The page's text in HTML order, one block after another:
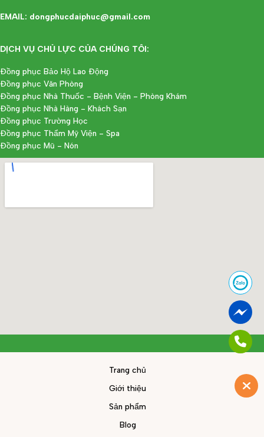
EMAIL: dongphucdaiphuc@gmail.com
DỊCH VỤ CHỦ LỰC CỦA CHÚNG TÔI:
Đồng phục Bảo Hộ Lao Động
Đồng phục Văn Phòng
Đồng phục Nhà Thuốc - Bệnh Viện - Phòng Khám
Đồng phục Nhà Hàng - Khách Sạn
Đồng phục Trường Học
Đồng phục Thẩm Mỹ Viện - Spa
Đồng phục Mũ - Nón
Trang chủ
Giới thiệu
Sản phẩm
Blog